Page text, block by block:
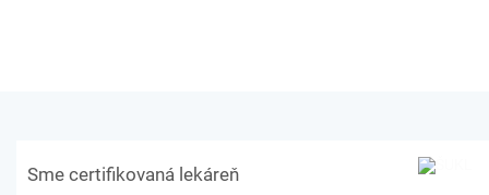
Sme certifikovaná lekáreň